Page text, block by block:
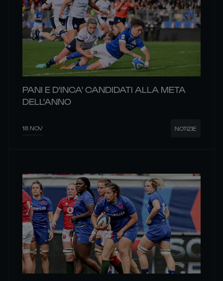
PANI E D'INCA' CANDIDATI ALLA META
DELL'ANNO
18 NOV NOTIZIE